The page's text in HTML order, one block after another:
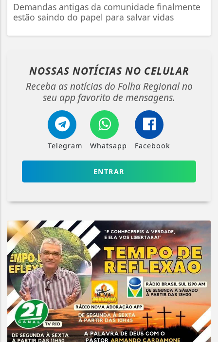
Demandas antigas da comunidade finalmente
estão saindo do papel para salvar vidas
NOSSAS NOTÍCIAS NO CELULAR
Receba as notícias do Folha Regional no
seu app favorito de mensagens.
Telegram Whatsapp Facebook
ENTRAR